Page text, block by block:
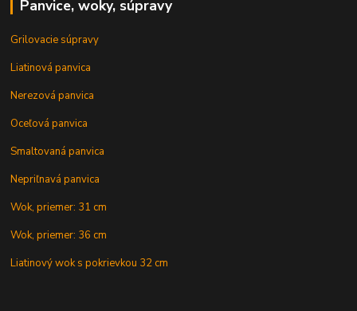
Panvice, woky, súpravy
Grilovacie súpravy
Liatinová panvica
Nerezová panvica
Oceľová panvica
Smaltovaná panvica
Nepriľnavá panvica
Wok, priemer: 31 cm
Wok, priemer: 36 cm
Liatinový wok s pokrievkou 32 cm